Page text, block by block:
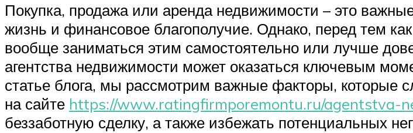
Покупка, продажа или аренда недвижимости – это
жизнь и финансовое благополучие. Однако, перед тем
вообще заниматься этим самостоятельно или лучше
агентства недвижимости может оказаться ключевым
статье блога, мы рассмотрим важные факторы, которые
на сайте https://www.ratingfirmporemontu.ru/agentstva-
беззаботную сделку, а также избежать потенциальных